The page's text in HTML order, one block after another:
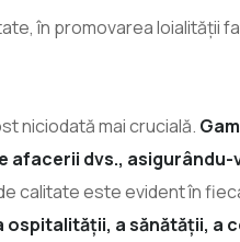
în promovarea loialității
niciodată mai crucială.
dvs., asigurându-
calitate este evident în
a sănătății, a